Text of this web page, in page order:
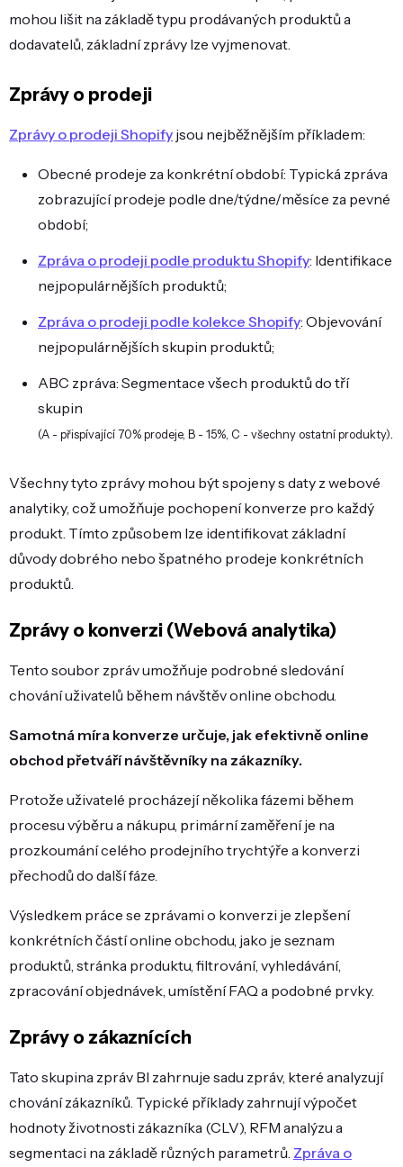
mohou lišit na základě typu prodávaných produktů a
dodavatelů, základní zprávy lze vyjmenovat.
Zprávy o prodeji
Zprávy o prodeji Shopify jsou nejběžnějším příkladem:
Obecné prodeje za konkrétní období: Typická zpráva
zobrazující prodeje podle dne/týdne/měsíce za pevné
období;
Zpráva o prodeji podle produktu Shopify: Identifikace
nejpopulárnějších produktů;
Zpráva o prodeji podle kolekce Shopify: Objevování
nejpopulárnějších skupin produktů;
ABC zpráva: Segmentace všech produktů do tří
skupin
(A - přispívající 70% prodeje, B - 15%, C - všechny ostatní produkty)
Všechny tyto zprávy mohou být spojeny s daty z webové
analytiky, což umožňuje pochopení konverze pro každý
produkt. Tímto způsobem lze identifikovat základní
důvody dobrého nebo špatného prodeje konkrétních
produktů.
Zprávy o konverzi (Webová analytika)
Tento soubor zpráv umožňuje podrobné sledování
chování uživatelů během návštěv online obchodu.
Samotná míra konverze určuje, jak efektivně online
obchod přetváří návštěvníky na zákazníky.
Protože uživatelé procházejí několika fázemi během
procesu výběru a nákupu, primární zaměření je na
prozkoumání celého prodejního trychtýře a konverzi
přechodů do další fáze.
Výsledkem práce se zprávami o konverzi je zlepšení
konkrétních částí online obchodu, jako je seznam
produktů, stránka produktu, filtrování, vyhledávání,
zpracování objednávek, umístění FAQ a podobné prvky.
Zprávy o zákaznících
Tato skupina zpráv BI zahrnuje sadu zpráv, které analyzují
chování zákazníků. Typické příklady zahrnují výpočet
hodnoty životnosti zákazníka (CLV), RFM analýzu a
segmentaci na základě různých parametrů. Zpráva o